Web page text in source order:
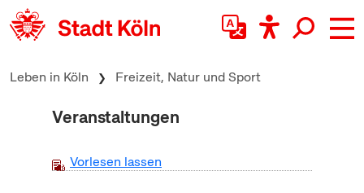
zum Inhalt springen
Leben in Köln Freizeit, Natur und Sport
Veranstaltungen
Vorlesen lassen